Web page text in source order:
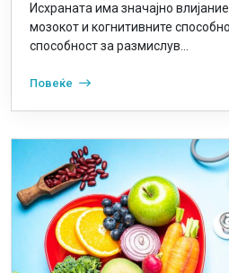
Исхраната има значајно
мозокот и когнитивните
способност за размислув...
Повеќе